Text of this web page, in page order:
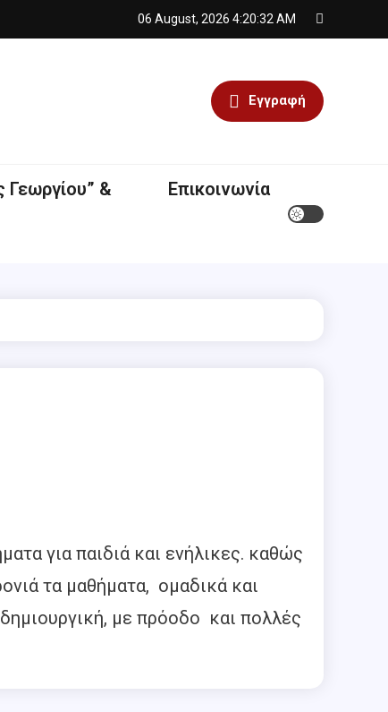
06 August, 2026 4:20:32 AM
Εγγραφή
& Επικοινωνία
για παιδιά και ενήλικες. καθώς
τα μαθήματα, ομαδικά και
δημιουργική, με πρόοδο και πολλές